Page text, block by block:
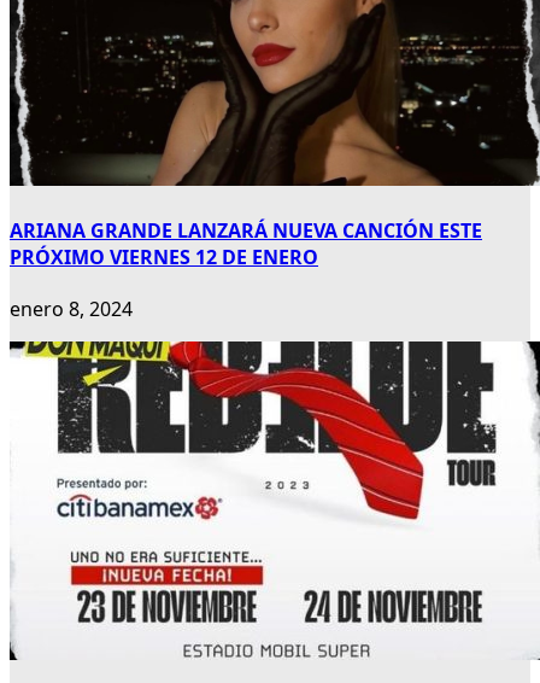
ARIANA GRANDE LANZARÁ NUEVA CANCIÓN ESTE
PRÓXIMO VIERNES 12 DE ENERO
enero 8, 2024